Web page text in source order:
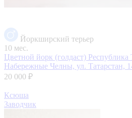
Йоркширский терьер
10 мес.
Цветной йорк (голдаст) Республика
Набережные Челны, ул. Татарстан,
20 000 ₽
Ксюша
Заводчик